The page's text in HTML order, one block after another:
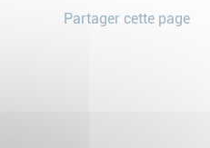
Partager cette page